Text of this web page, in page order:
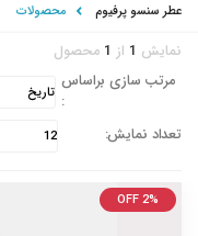
عطر سنسو پرفیوم محصولات
نمایش 1 از 1 محصول
مرتب سازی براساس
:
تعداد نمایش:
OFF 2%